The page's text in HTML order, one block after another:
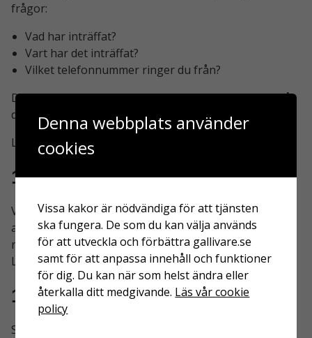
frågor:
Vad har inträffat?
Vart har det inträffat?
Vilket telefonnummer ringer du från?
Det är bra om du redan innan du ringer vet svaren på
dessa frågor.
Läs mer om 112 på
113 13
Vid större olyckor som stormar, översvämningar,
allvarliga trafikolyckor eller större bränder kan du
ringa113 13för att få information.
Läs mer om 113 13 påSOS Alarm.
114 14
Ska du kontakta Polisen när det handlar om tidigare
Denna webbplats använder
cookies
Vissa kakor är nödvändiga för att tjänsten
ska fungera. De som du kan välja används
för att utveckla och förbättra gallivare.se
samt för att anpassa innehåll och funktioner
för dig. Du kan när som helst ändra eller
återkalla ditt medgivande. Läs vår cookie
policy